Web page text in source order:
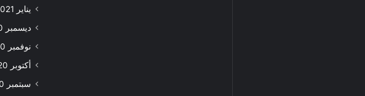
يناير 2021
ديسمبر 2020
نوفمبر 2020
أكتوبر 2020
سبتمبر 2020